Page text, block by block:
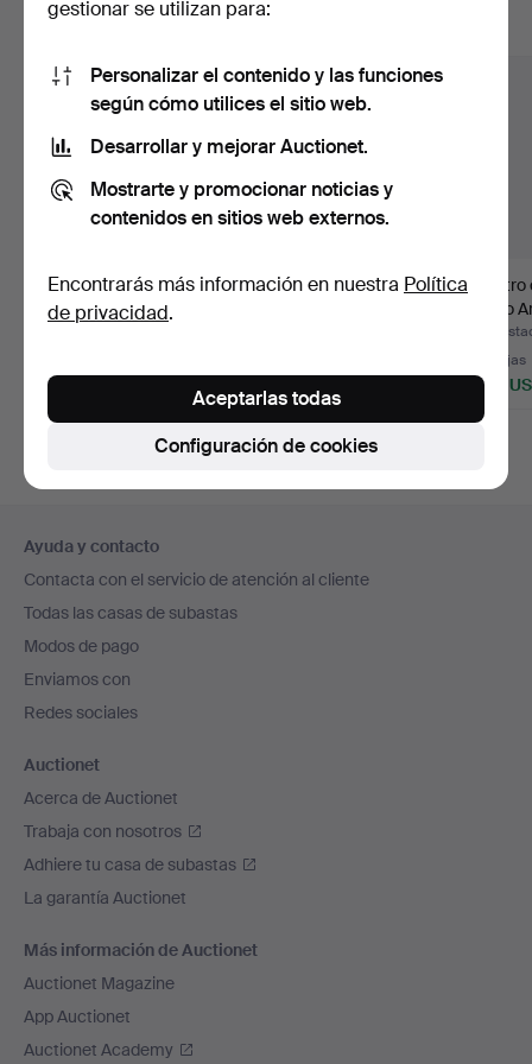
MARIMEKKO, «Poppy»,
tela/cortina.
696 USD
GRETA SKOGSTER-
estilo
«Ro…
31 pujas
638
en
el
pie
de
página
Ayuda y contacto
Contacta con el servicio de atención al cliente
Todas las casas de subastas
Modos de pago
Enviamos con
Redes sociales
Auctionet
Acerca de Auctionet
Trabaja con nosotros
Adhiere tu casa de subastas
La garantía Auctionet
Más información de Auctionet
Auctionet Magazine
App Auctionet
Auctionet Academy
gestionar se utilizan para:
Personalizar el contenido y las funciones
según cómo utilices el sitio web.
Desarrollar y mejorar Auctionet.
Mostrarte y promocionar noticias y
contenidos en sitios web externos.
Encontrarás más información en nuestra Política
de privacidad.
Configuración de cookies
Aceptarlas todas